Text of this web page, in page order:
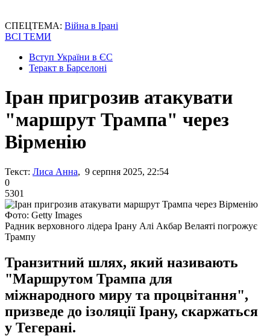
СПЕЦТЕМА: Війна в Ірані
ВСІ ТЕМИ
Вступ України в ЄС
Теракт в Барселоні
Іран пригрозив атакувати
"маршрут Трампа" через
Вірменію
Текст: Лиса Анна, 9 серпня 2025, 22:54
0
5301
Фото: Getty Images
Радник верховного лідера Ірану Алі Акбар Велаяті погрожує
Трампу
Транзитний шлях, який називають
"Маршрутом Трампа для
міжнародного миру та процвітання",
призведе до ізоляції Ірану, скаржаться
у Тегерані.